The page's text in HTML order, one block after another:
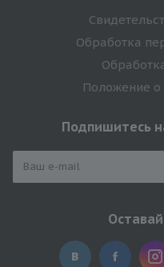
Обработка
Положение
Подпишитесь